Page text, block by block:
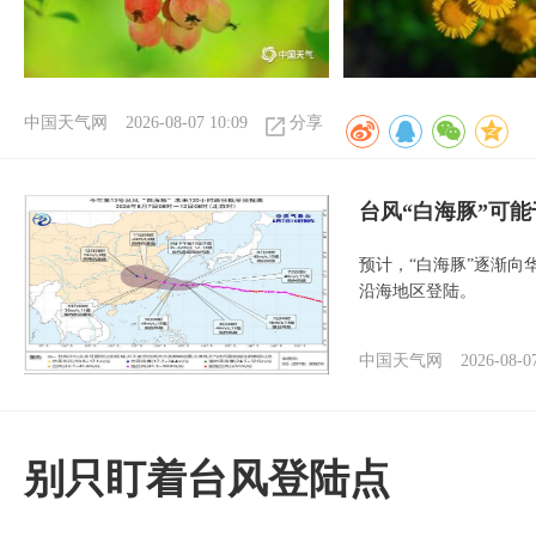
中国天气网 2026-08-07 10:09 分享
台风“白海豚”可
预计，“白海豚”逐渐向
沿海地区登陆。
中国天气网 2026-08-
别只盯着台风登陆点